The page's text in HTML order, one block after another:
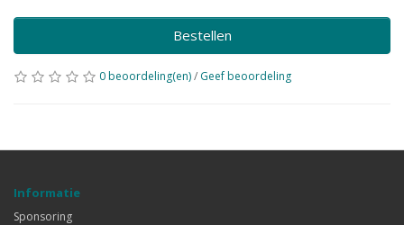
Bestellen
0 beoordeling(en)/ Geef beoordeling
Informatie
Sponsoring